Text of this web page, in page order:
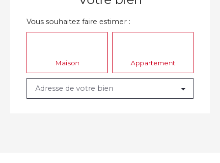
Vous souhaitez faire estimer :
Maison Appartement
Adresse de votre bien